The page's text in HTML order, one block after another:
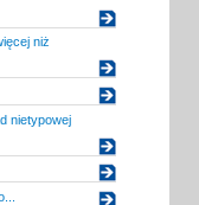
niż
nietypowej